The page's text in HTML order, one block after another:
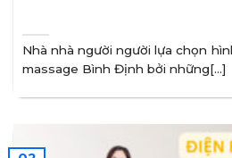
Nhà nhà người người lựa chọn
massage Bình Định bởi những[...]